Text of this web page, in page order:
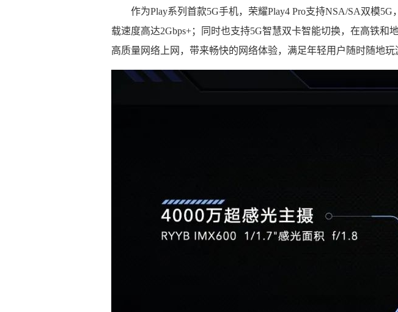
作为Play系列首款5G手机，荣耀Play4 Pro支持NSA/SA双模
载速度高达2Gbps+；同时也支持5G智慧双卡智能切换，在高铁和
高质量网络上网，带来畅快的网络体验，满足年轻用户随时随地玩